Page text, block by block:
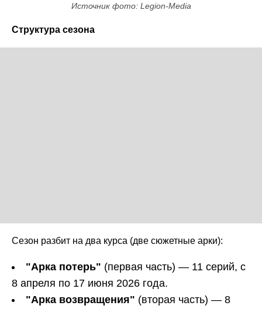
Источник фото: Legion-Media
Структура сезона
Сезон разбит на два курса (две сюжетные арки):
"Арка потерь" (первая часть) — 11 серий, с
8 апреля по 17 июня 2026 года.
"Арка возвращения" (вторая часть) — 8